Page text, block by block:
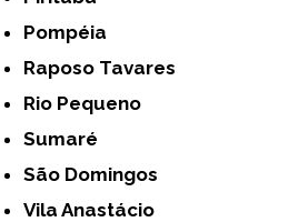
Pompéia
Raposo Tavares
Rio Pequeno
Sumaré
São Domingos
Vila Anastácio